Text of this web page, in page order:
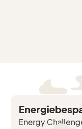
Energy